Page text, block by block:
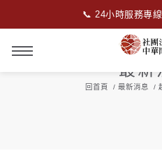
📞 24小時服務專線
最新
回首頁 最新消息